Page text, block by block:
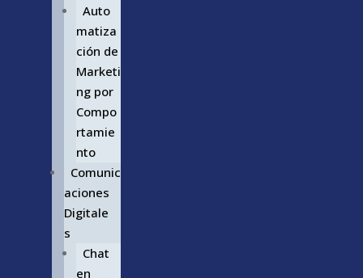
Auto
matiza
ción de
Marketi
ng por
Compo
rtamie
nto
Comunic
aciones
Digitale
s
Chat
en